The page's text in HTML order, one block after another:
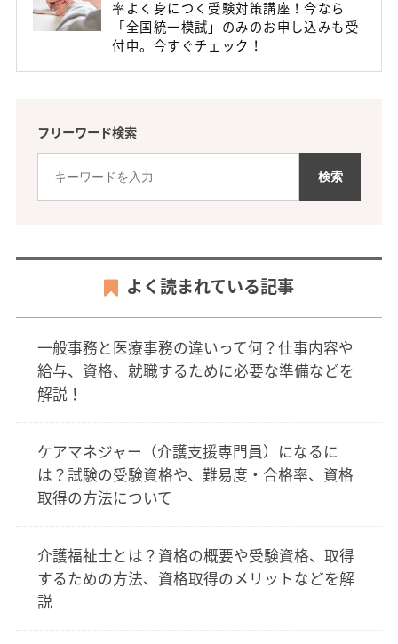
率よく身につく受験対策講座！今なら
「全国統一模試」のみのお申し込みも受
付中。今すぐチェック！
フリーワード検索
よく読まれている記事
一般事務と医療事務の違いって何？仕事内容や
給与、資格、就職するために必要な準備などを
解説！
ケアマネジャー（介護支援専門員）になるに
は？試験の受験資格や、難易度・合格率、資格
取得の方法について
介護福祉士とは？資格の概要や受験資格、取得
するための方法、資格取得のメリットなどを解
説